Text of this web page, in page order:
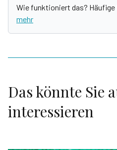
Wie funktioniert das? Häufige
mehr
Das könnte Sie
interessieren